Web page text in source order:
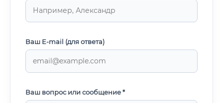
Ваш E-mail (для ответа)
Ваш вопрос или сообщение *